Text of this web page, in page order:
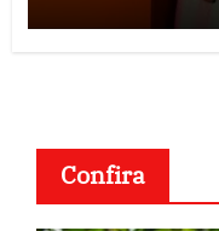
Confira